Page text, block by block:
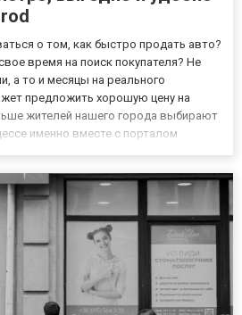
о том, как быстро продать авто?
время на поиск покупателя? Не
а то и месяцы на реального
предложить хорошую цену на
жителей нашего города выбирают
именно вместе с порталом